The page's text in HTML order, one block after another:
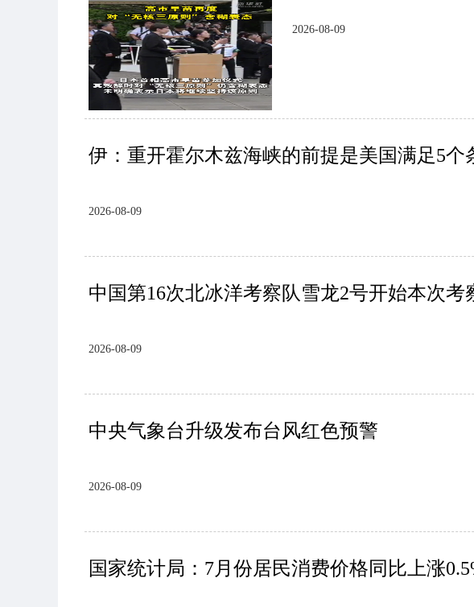
2026-08-09
伊：重开霍尔木兹海峡的前提是美国满足5个
2026-08-09
中国第16次北冰洋考察队雪龙2号开始本次考
2026-08-09
中央气象台升级发布台风红色预警
2026-08-09
国家统计局：7月份居民消费价格同比上涨